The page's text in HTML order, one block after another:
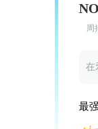
周
最